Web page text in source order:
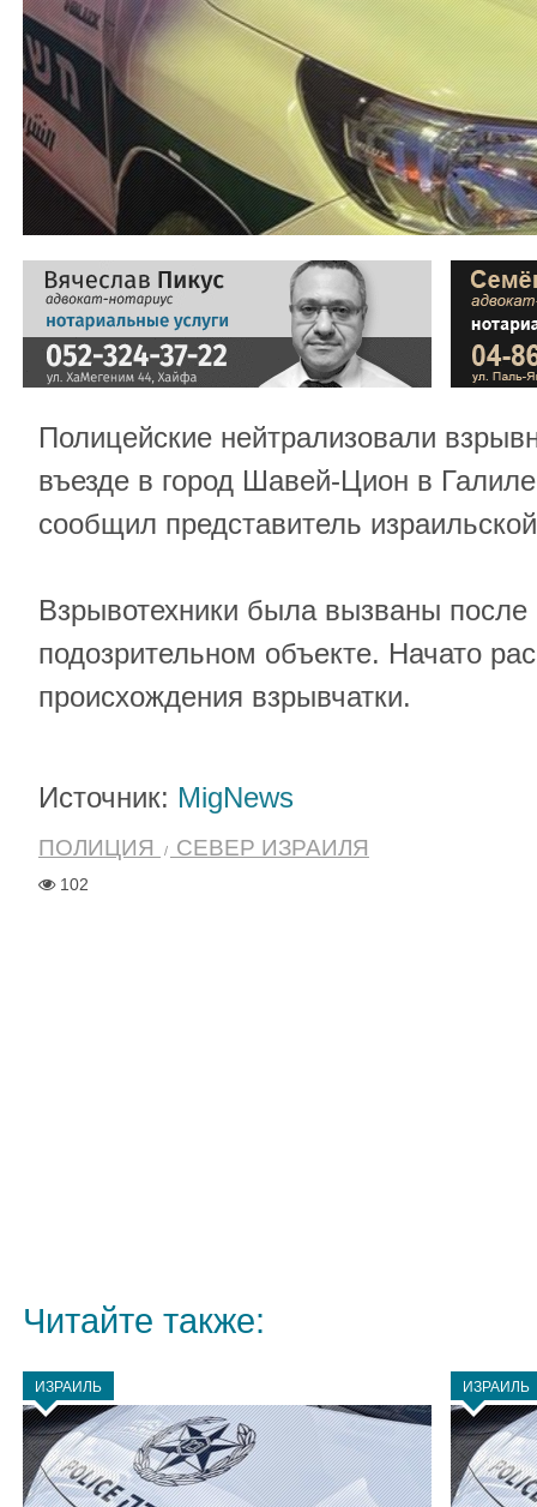
Полицейские нейтрализовали
въезде в город Шавей-Цион в
сообщил представитель
Взрывотехники была вызваны
подозрительном объекте. Начато
происхождения взрывчатки.
Источник: MigNews
ПОЛИЦИЯ СЕВЕР ИЗРАИЛЯ
102
Читайте также:
ИЗРАИЛЬ ИЗРАИЛЬ